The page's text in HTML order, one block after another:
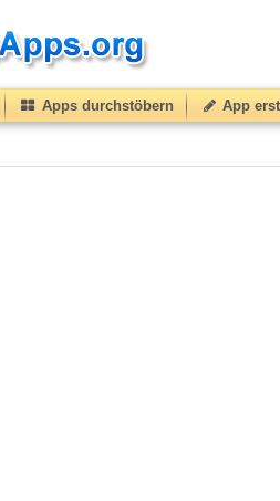
Apps durchstöbern App